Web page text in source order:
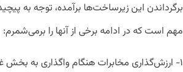
برگرداندن این زیرساخت‌ها برآمده، توجه به
مهم است که در ادامه برخی از آنها را برمی‌شمرم:
۱- ارزش‌گذاری مخابرات هنگام واگذاری به بخش